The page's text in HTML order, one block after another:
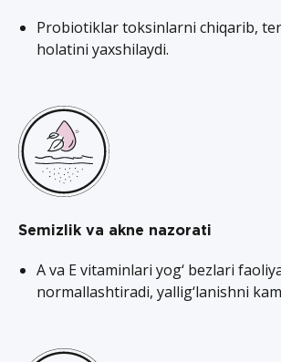
Probiotiklar toksinlarni chiqarib,
holatini yaxshilaydi.
Semizlik va akne nazorati
A va E vitaminlari yog‘ bezlari
normallashtiradi, yallig‘lanishni